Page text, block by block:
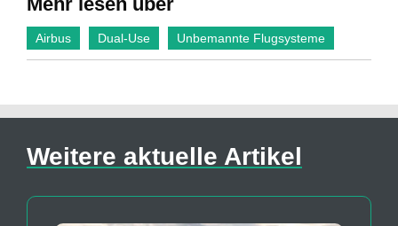
Airbus Dual-Use Unbemannte Flugsysteme
Weitere aktuelle Artikel